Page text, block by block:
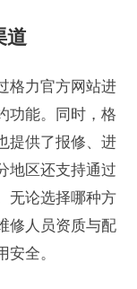
道
格力官方网站进
功能。同时，格
提供了报修、进
地区还支持通过
无论选择哪种方
修人员资质与配
全。